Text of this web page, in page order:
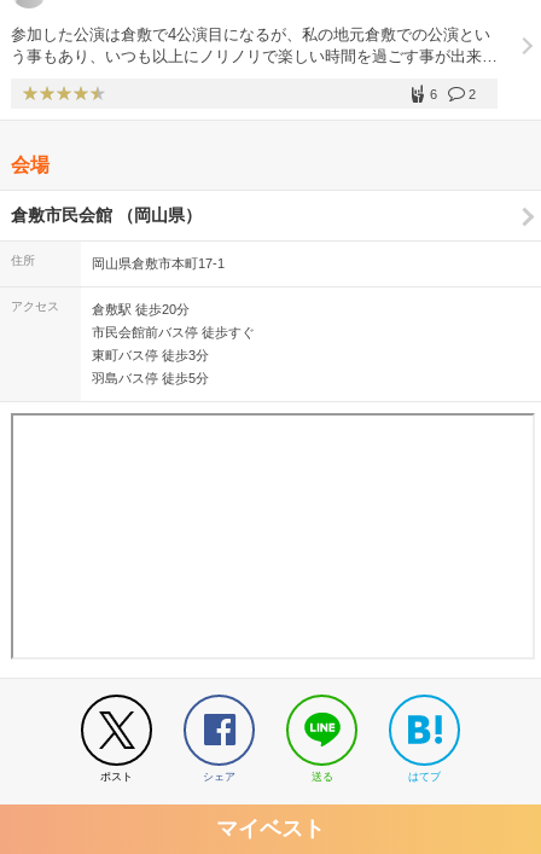
参加した公演は倉敷で4公演目になるが、私の地元倉敷での公演とい
う事もあり、いつも以上にノリノリで楽しい時間を過ごす事が出来
時間だった。22日の広島公演より盛り上がりが凄くて、私見になっ
てしまうが、MISIAやバックバンドも会場の雰囲気に乗せられた感じ
敷に来て素晴らしいコンサートで私たちを楽しませてほしい。
2
6
会場
倉敷市民会館 （岡山県）
住所 岡山県倉敷市本町17-1
アクセス
倉敷駅 徒歩20分
市民会館前バス停 徒歩すぐ
東町バス停 徒歩3分
羽島バス停 徒歩5分
ポスト シェア 送る はてブ
マイベスト